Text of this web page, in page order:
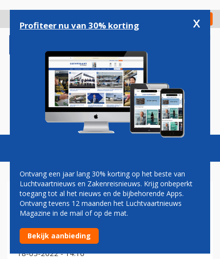
gaan
Check in
Magazine Podcasts Vacatures
THE AVIATION FACTORY
Luchtvaartmakelaar The Aviation Factory breidt uit
richting VS
18-05-2022 - 14:16
Profiteer nu van 30% korting x
Ontvang een jaar lang 30% korting op het beste van
Luchtvaartnieuws en Zakenreisnieuws. Krijg onbeperkt
toegang tot al het nieuws en de bijbehorende Apps.
Ontvang tevens 12 maanden het Luchtvaartnieuws
Magazine in de mail of op de mat.
Bekijk aanbieding